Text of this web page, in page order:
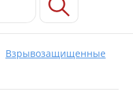
Взрывозащищенные